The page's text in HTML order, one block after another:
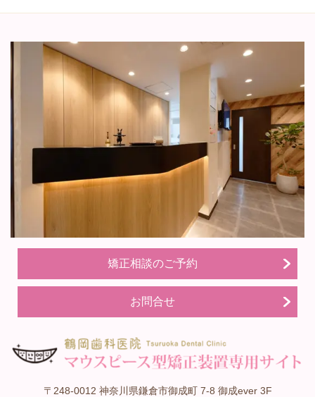
矯正相談のご予約
お問合せ
〒248-0012 神奈川県鎌倉市御成町 7-8 御成ever 3F